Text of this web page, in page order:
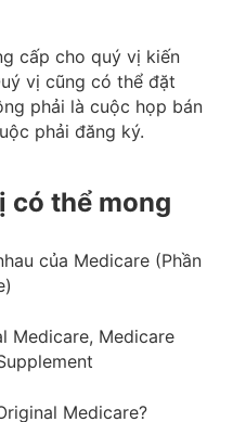
cấp cho quý vị kiến
vị cũng có thể đặt
phải là cuộc họp bán
phải đăng ký.
có thể mong
của Medicare (Phần
Medicare, Medicare
Medicare?